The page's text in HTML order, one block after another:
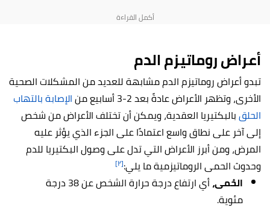
أعراض روماتيزم الدم
تبدو أعراض روماتيزم الدم مشابهة للعديد من المشكلات الصحية
الأخرى، وتظهر الأعراض عادةً بعد 2-3 أسابيع من
الإصابة بالتهاب
الحلقبالبكتيريا العقدية، ويمكن أن تختلف الأعراض من شخص
إلى آخر على نطاق واسع اعتمادًا على الجزء الذي يؤثر عليه
المرض، ومن أبرز الأعراض التي تدل على وصول البكتيريا للدم
وحدوث الحمى الروماتيزمية ما يلي:[٢]
الحُمى،
أي ارتفاع درجة حرارة الشخص عن 38 درجة
مئوية.